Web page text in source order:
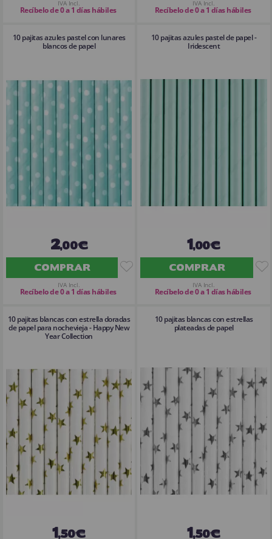
IVA Incl.
Recíbelo de 0 a 1 días hábiles
IVA Incl.
Recíbelo de 0 a 1 días hábiles
10 pajitas azules pastel con lunares
blancos de papel
2,00€
COMPRAR
IVA Incl.
Recíbelo de 0 a 1 días hábiles
10 pajitas azules pastel de papel -
Iridescent
1,00€
COMPRAR
IVA Incl.
Recíbelo de 0 a 1 días hábiles
10 pajitas blancas con estrella doradas
de papel para nochevieja - Happy New
Year Collection
1,50€
10 pajitas blancas con estrellas
plateadas de papel
1,50€